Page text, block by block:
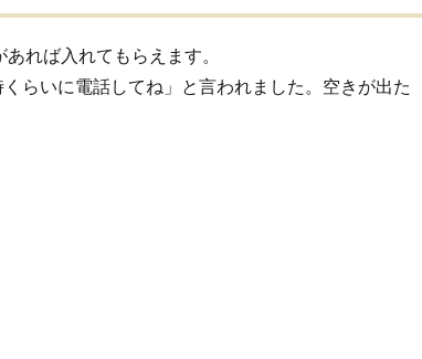
れば入れてもらえます。
らいに電話してね」と言われました。空きが出た